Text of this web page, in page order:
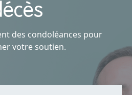
des condoléances pour
votre soutien.